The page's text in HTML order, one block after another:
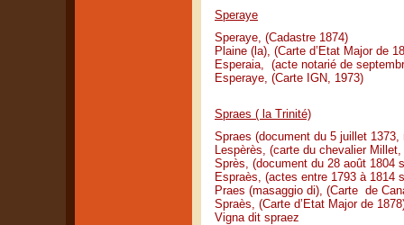
Speraye
Speraye, (Cadastre 1874)
Plaine (la), (Carte d’Etat Major de
Esperaia, (acte notarié de
Esperaye, (Carte IGN, 1973)
Spraes ( la Trinité)
Spraes (document du 5 juillet
Lespèrès, (carte du chevalier Millet,
Sprès, (document du 28 août 1804
Espraès, (actes entre 1793 à 1814
Praes (masaggio di), (Carte de
Spraès, (Carte d’Etat Major de
Vigna dit spraez